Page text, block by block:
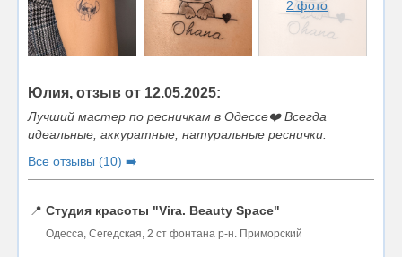
2 фото
Юлия, отзыв от 12.05.2025:
Лучший мастер по ресничкам в Одессе❤️ Всегда
идеальные, аккуратные, натуральные реснички.
Все отзывы (10) ➡️
📍 Студия красоты "Vira. Beauty Space"
Одесса, Сегедская, 2 ст фонтана р-н. Приморский